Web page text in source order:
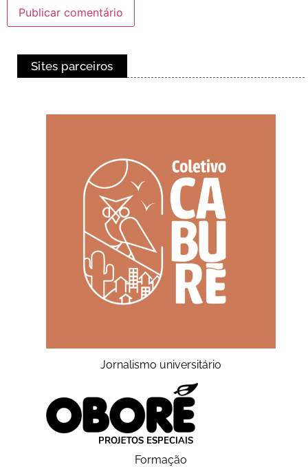
Sites parceiros
Jornalismo universitário
Formação